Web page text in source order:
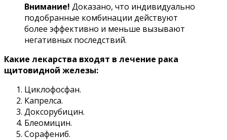
Внимание! Доказано, что индивидуально
подобранные комбинации действуют
более эффективно и меньше вызывают
негативных последствий.
Какие лекарства входят в лечение рака
щитовидной железы:
Циклофосфан.
Капрелса.
Доксорубицин.
Блеомицин.
Сорафениб.